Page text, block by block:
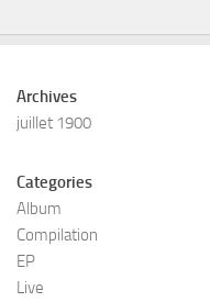
Archives
juillet 1900
Categories
Album
Compilation
EP
Live